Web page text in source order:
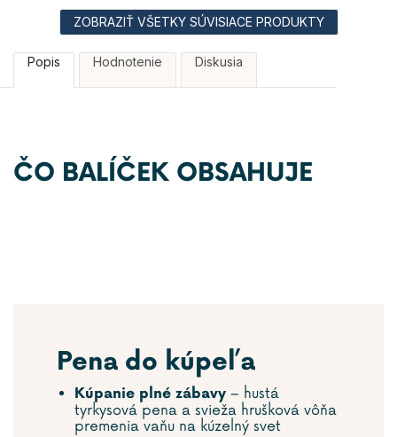
ZOBRAZIŤ VŠETKY SÚVISIACE PRODUKTY
Popis Hodnotenie Diskusia
ČO BALÍČEK OBSAHUJE
Pena do kúpeľa
Kúpanie plné zábavy – hustá
tyrkysová pena a svieža hrušková vôňa
premenia vaňu na kúzelný svet